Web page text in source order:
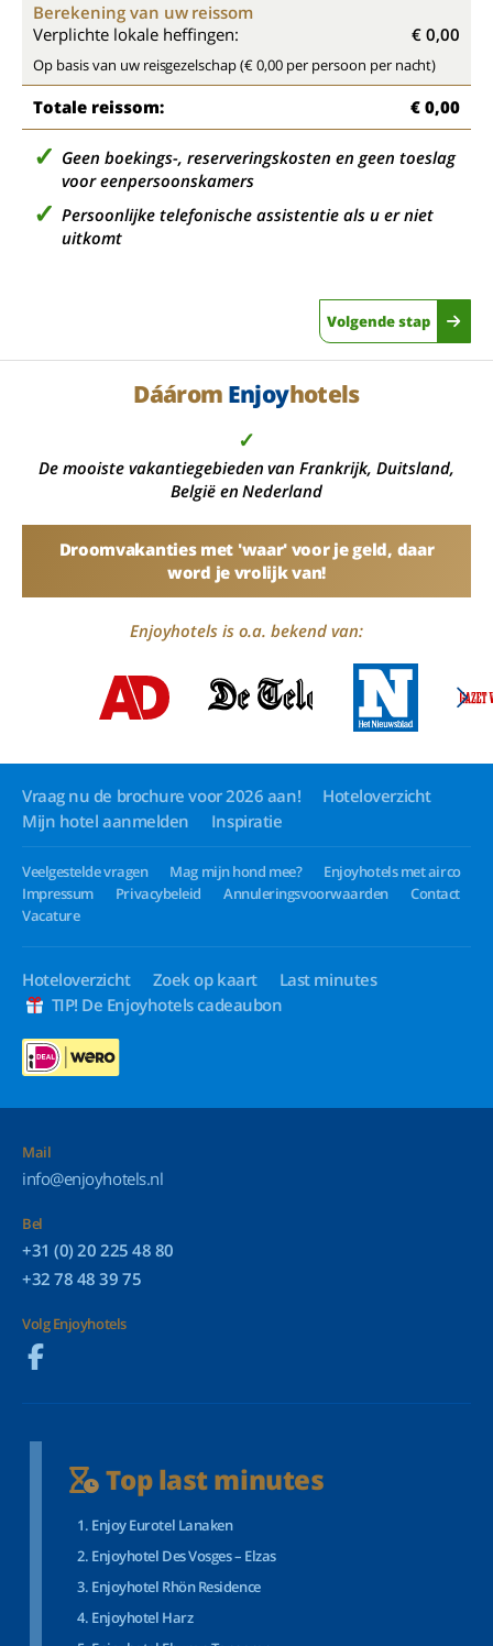
Berekening van uw reissom
Verplichte lokale heffingen:
€ 0,00
Op basis van uw reisgezelschap (€ 0,00 per persoon per nacht)
Totale reissom: € 0,00
Geen boekings-, reserveringskosten en geen toeslag
voor eenpersoonskamers
Persoonlijke telefonische assistentie als u er niet
uitkomt
Volgende stap
Dáárom Enjoyhotels
✓
De mooiste vakantiegebieden van Frankrijk, Duitsland,
België en Nederland
Droomvakanties met 'waar' voor je geld, daar
word je vrolijk van!
Enjoyhotels is o.a. bekend van:
Vraag nu de brochure voor 2026 aan!
Hoteloverzicht
Mijn hotel aanmelden
Inspiratie
Veelgestelde vragen Mag mijn hond mee?
Enjoyhotels met airco
Impressum
Privacybeleid Annuleringsvoorwaarden
Contact
Vacature
Hoteloverzicht Zoek op kaart
Last minutes
TIP! De Enjoyhotels cadeaubon
Mail
info@enjoyhotels.nl
Bel
+31 (0) 20 225 48 80
+32 78 48 39 75
Volg Enjoyhotels
Top last minutes
Enjoy Eurotel Lanaken
Enjoyhotel Des Vosges – Elzas
Enjoyhotel Rhön Residence
Enjoyhotel Harz